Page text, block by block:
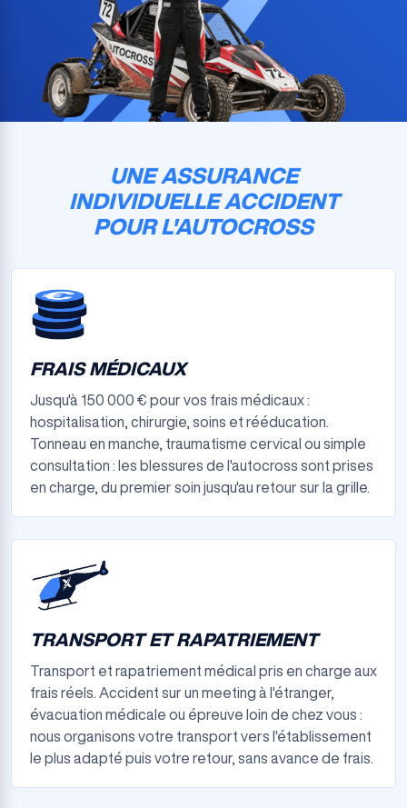
UNE ASSURANCE
INDIVIDUELLE ACCIDENT
POUR L'AUTOCROSS
FRAIS MÉDICAUX
Jusqu'à 150 000 € pour vos frais médicaux :
hospitalisation, chirurgie, soins et rééducation.
Tonneau en manche, traumatisme cervical ou simple
consultation : les blessures de l'autocross sont prises
en charge, du premier soin jusqu'au retour sur la grille.
TRANSPORT ET RAPATRIEMENT
Transport et rapatriement médical pris en charge aux
frais réels. Accident sur un meeting à l'étranger,
évacuation médicale ou épreuve loin de chez vous :
nous organisons votre transport vers l'établissement
le plus adapté puis votre retour, sans avance de frais.